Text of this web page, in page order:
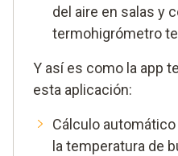
del aire en salas y
termohigrómetro
Y así es como la app
esta aplicación:
Cálculo
la temperatura de